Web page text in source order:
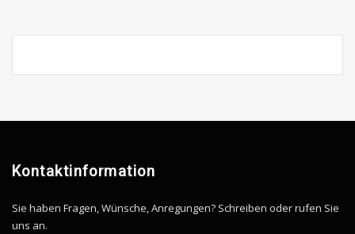
Kontaktinformation
Sie haben Fragen, Wünsche, Anregungen? Schreiben oder rufen Sie
uns an.